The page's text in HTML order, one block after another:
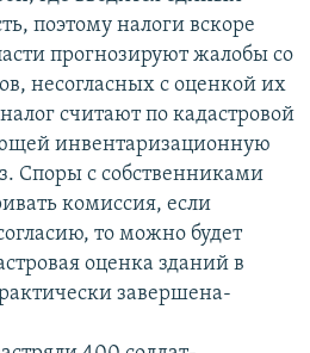
поэтому налоги вскоре
прогнозируют жалобы со
несогласных с оценкой их
считают по кадастровой
инвентаризационную
Споры с собственниками
комиссия, если
то можно будет
оценка зданий в
завершена-